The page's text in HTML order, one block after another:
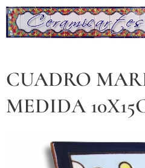
CUADRO
MEDIDA